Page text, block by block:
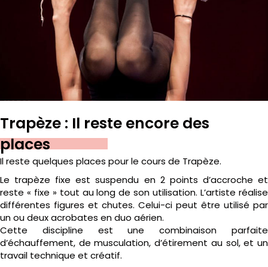
Trapèze : Il reste encore des
places
Il reste quelques places pour le cours de Trapèze.
Le trapèze fixe est suspendu en 2 points d’accroche et
reste « fixe » tout au long de son utilisation. L’artiste réalise
différentes figures et chutes. Celui-ci peut être utilisé par
un ou deux acrobates en duo aérien.
Cette discipline est une combinaison parfaite
d’échauffement, de musculation, d’étirement au sol, et un
travail technique et créatif.